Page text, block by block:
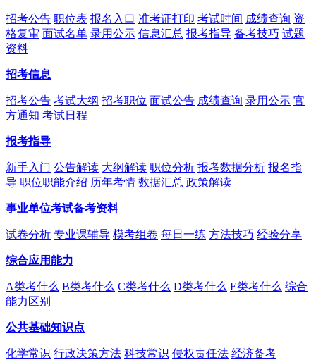
招考公告 职位表 报名入口 准考证打印 考试时间 成绩查询 资
格复审 面试名单 录用公示 信息汇总 报考指导 备考技巧 试题
资料
招考信息
招考公告 考试大纲 招考职位 面试公告 成绩查询 录用公示 官
方通知 考试日程
报考指导
新手入门 公告解读 大纲解读 职位分析 报考数据分析 报名指
导 职位职能介绍 历年考情 数据汇总 政策解读
事业单位考试备考资料
试卷分析 专业课辅导 模考组卷 每日一练 方法技巧 经验分享
综合应用能力
A类考什么 B类考什么 C类考什么 D类考什么 E类考什么 综合
能力区别
公共基础知识点
化学常识 行政决策方法 科技常识 侵权责任法 经济备考